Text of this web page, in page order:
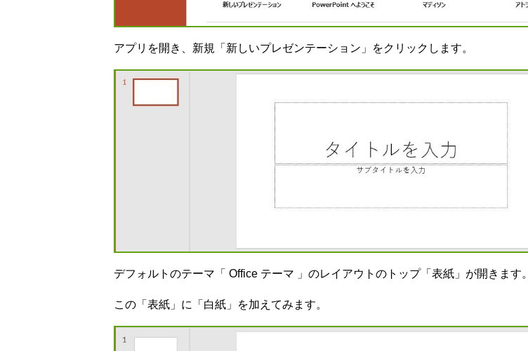
アプリを開き、新規「新しいプレゼンテーション」をクリックします。
デフォルトのテーマ「 Office テーマ 」のレイアウトのトップ「表紙」が開きます。
この「表紙」に「白紙」を加えてみます。